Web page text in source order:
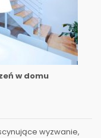
w domu
wyzwanie,